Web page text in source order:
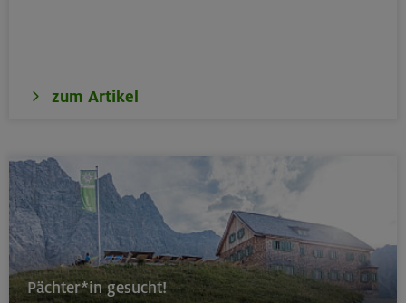
18.08.26
München
19.08.26
Schnupperkletterkurs indoor
zum Artikel
Pächter*in gesucht!